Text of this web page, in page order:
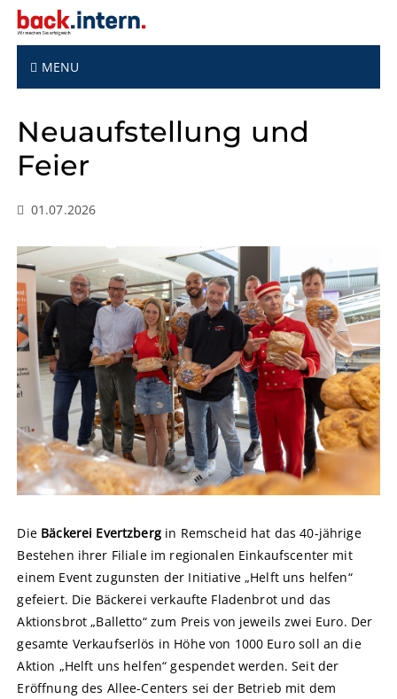
MENU
Neuaufstellung und
Feier
01.07.2026
Die Bäckerei Evertzberg in Remscheid hat das 40-jährige
Bestehen ihrer Filiale im regionalen Einkaufscenter mit
einem Event zugunsten der Initiative „Helft uns helfen“
gefeiert. Die Bäckerei verkaufte Fladenbrot und das
Aktionsbrot „Balletto“ zum Preis von jeweils zwei Euro. Der
gesamte Verkaufserlös in Höhe von 1000 Euro soll an die
Aktion „Helft uns helfen“ gespendet werden. Seit der
Eröffnung des Allee-Centers sei der Betrieb mit dem